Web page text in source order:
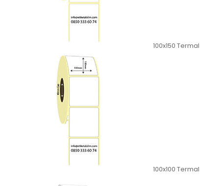
100x150 Termal
100x100 Termal